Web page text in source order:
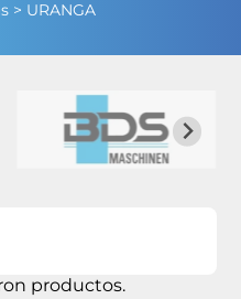
> URANGA
productos.